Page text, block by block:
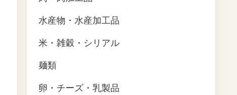
水産物・水産加工品
米・雑穀・シリアル
麺類
卵・チーズ・乳製品